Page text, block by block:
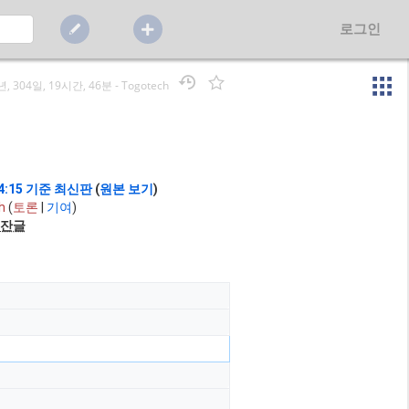
로그인
, 304일, 19시간, 46분 -Togotech
기준 최신판 (원본 보기)
(토론 | 기여)
잔글